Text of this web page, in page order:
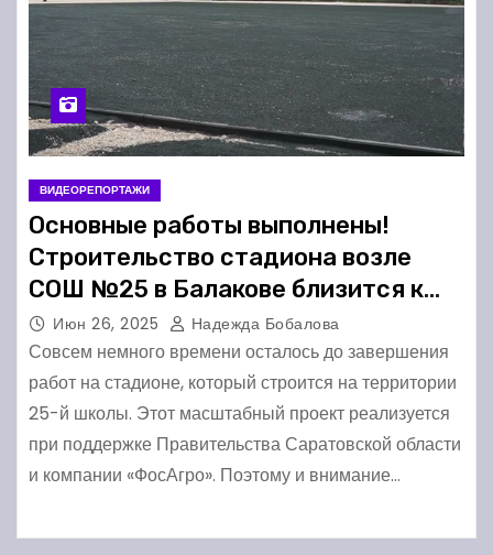
ВИДЕОРЕПОРТАЖИ
Основные работы выполнены!
Строительство стадиона возле
СОШ №25 в Балакове близится к
завершению
Июн 26, 2025 Надежда Бобалова
Совсем немного времени осталось до завершения
работ на стадионе, который строится на территории
25-й школы. Этот масштабный проект реализуется
при поддержке Правительства Саратовской области
и компании «ФосАгро». Поэтому и внимание…